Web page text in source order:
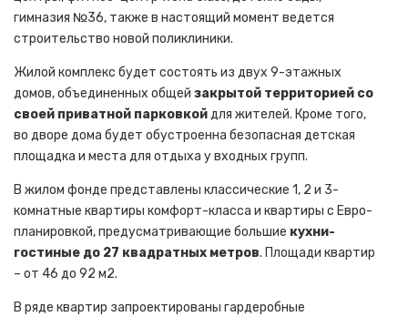
гимназия №36, также в настоящий момент ведется
строительство новой поликлиники.
Жилой комплекс будет состоять из двух 9-этажных
домов, объединенных общей закрытой территорией со
своей приватной парковкойдля жителей. Кроме того,
во дворе дома будет обустроенна безопасная детская
площадка и места для отдыха у входных групп.
В жилом фонде представлены классические 1, 2 и 3-
комнатные квартиры комфорт-класса и квартиры с Евро-
планировкой, предусматривающие большие кухни-
гостиные до 27 квадратных метров. Площади квартир
– от 46 до 92 м2.
В ряде квартир запроектированы гардеробные